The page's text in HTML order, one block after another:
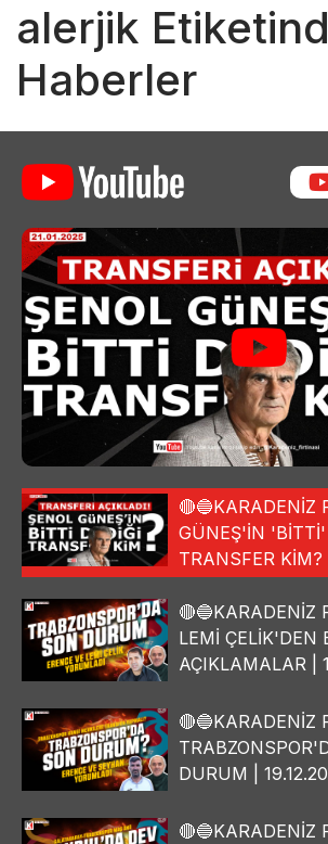
alerjik
Haberler
🔴🔵KARADENİZ
GÜNEŞ'İN 'BİTTİ'
TRANSFER KİM?
🔴🔵KARADENİZ
LEMİ ÇELİK'DEN
AÇIKLAMALAR |
🔴🔵KARADENİZ
DURUM |
🔴🔵KARADENİZ